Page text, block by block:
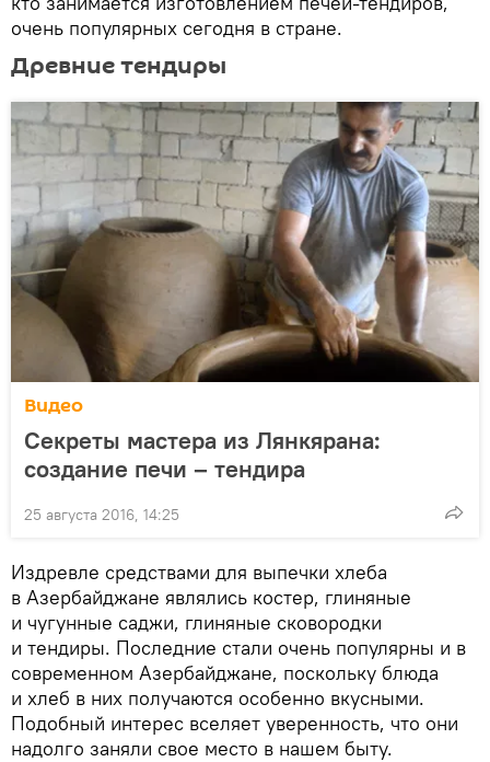
очень популярных сегодня в стране.
Древние тендиры
Видео
Секреты мастера из Лянкярана:
создание печи – тендира
25 августа 2016, 14:25
Издревле средствами для выпечки хлеба
в Азербайджане являлись костер, глиняные
и чугунные саджи, глиняные сковородки
и тендиры. Последние стали очень популярны и в
современном Азербайджане, поскольку блюда
и хлеб в них получаются особенно вкусными.
Подобный интерес вселяет уверенность, что они
надолго заняли свое место в нашем быту.